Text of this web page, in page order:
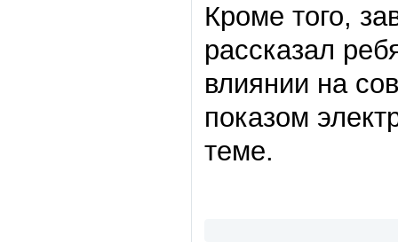
Кроме того,
рассказал
влиянии на
показом
теме.